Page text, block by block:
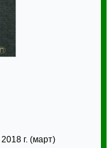
2018 г. (март)